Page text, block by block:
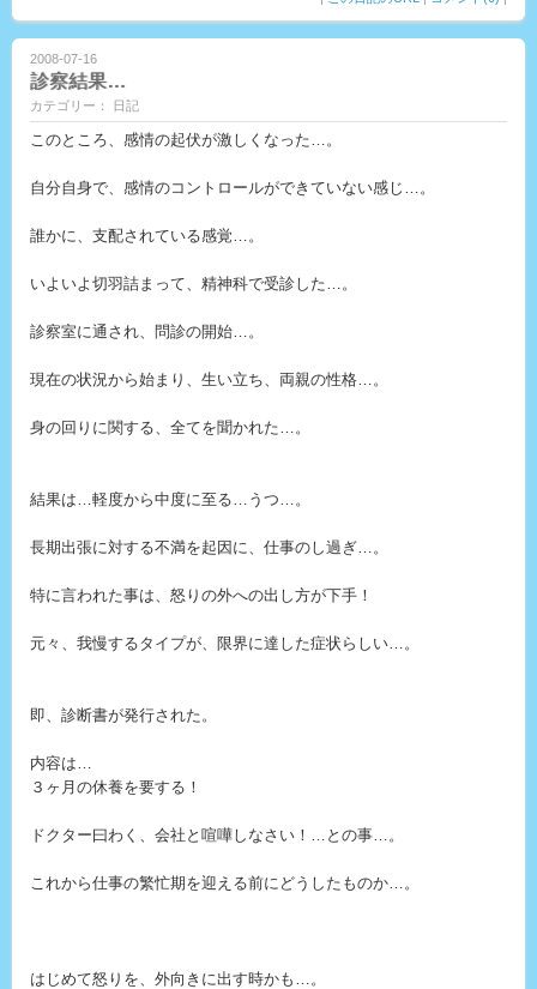
2008-07-16
診察結果…
カテゴリー： 日記
このところ、感情の起伏が激しくなった…。
自分自身で、感情のコントロールができていない感じ…。
誰かに、支配されている感覚…。
いよいよ切羽詰まって、精神科で受診した…。
診察室に通され、問診の開始…。
現在の状況から始まり、生い立ち、両親の性格…。
身の回りに関する、全てを聞かれた…。
結果は…軽度から中度に至る…うつ…。
長期出張に対する不満を起因に、仕事のし過ぎ…。
特に言われた事は、怒りの外への出し方が下手！
元々、我慢するタイプが、限界に達した症状らしい…。
即、診断書が発行された。
内容は…
３ヶ月の休養を要する！
ドクター曰わく、会社と喧嘩しなさい！…との事…。
これから仕事の繁忙期を迎える前にどうしたものか…。
はじめて怒りを、外向きに出す時かも…。